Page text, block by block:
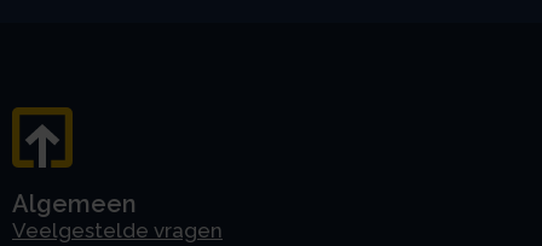
Algemeen
Veelgestelde vragen